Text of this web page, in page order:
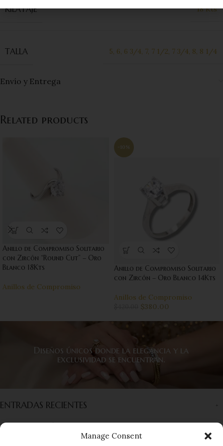
Manage Consent
KILATAJE 18 Kts
TALLA 5, 6, 6 3/4, 7, 7 1/2, 7 3/4, 8, 8 1/4
Envío y Entrega
Related products
Anillo de Compromiso Solitario
con Zircón “Round Cut” – Oro
Blanco 18Kts
Anillos de Compromiso
-10%
Anillo de Compromiso Solitario
con Zircón – Oro Blanco 14Kts
Anillos de Compromiso
$380.00
Diseños únicos donde la elegancia y la
exclusividad se encuentran.
ENTRADAS RECIENTES
INFORMACIÓN